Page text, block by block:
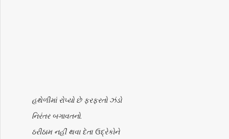
હથેળીમાં રોપ્યો છે ફરફરતો ઝંડો
નિરંતર બગાવતનો.
ઠરીઠામ નહીં થવા દેતા ઉદ્રેકોને